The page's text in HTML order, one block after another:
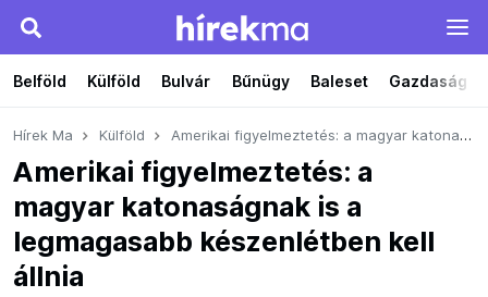
Belföld Külföld Bulvár Bűnügy Baleset Gazdaság
Hírek Ma Külföld Amerikai figyelmeztetés: a magyar katonaságnak is a legmagasabb készenlétben kell állnia
Amerikai figyelmeztetés: a
magyar katonaságnak is a
legmagasabb készenlétben kell
állnia